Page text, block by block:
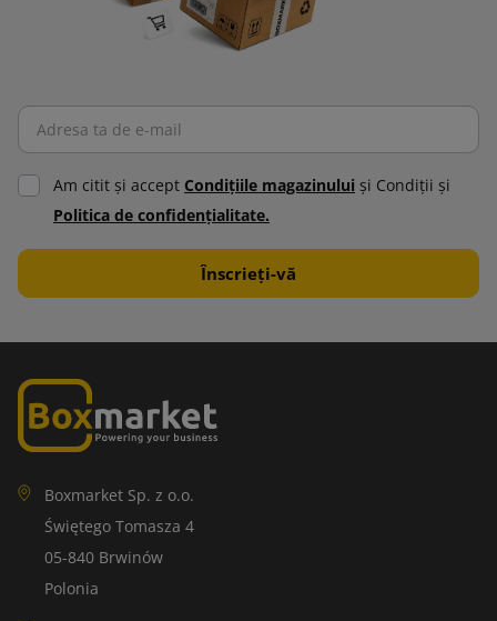
Am citit şi accept Condiţiile magazinului şi Condiţii şi
Politica de confidenţialitate.
Boxmarket Sp. z o.o.
Świętego Tomasza 4
05-840 Brwinów
Polonia